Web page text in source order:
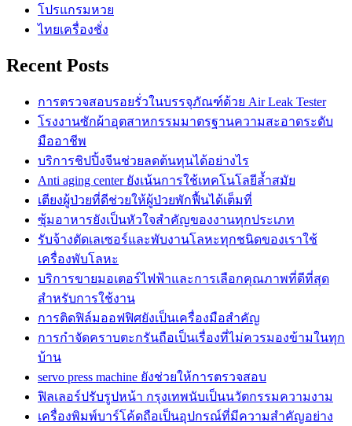
โปรแกรมหวย
ไทยเครื่องชั่ง
Recent Posts
การตรวจสอบรอยรั่วในบรรจุภัณฑ์ด้วย Air Leak Tester
โรงงานซักผ้าอุตสาหกรรมมาตรฐานความสะอาดระดับ
มืออาชีพ
บริการชิปปิ้งจีนช่วยลดต้นทุนได้อย่างไร
Anti aging center ยังเน้นการใช้เทคโนโลยีล้ำสมัย
เตียงผู้ป่วยที่ดีช่วยให้ผู้ป่วยพักฟื้นได้เต็มที่
ซุ้มอาหารยังเป็นหัวใจสำคัญของงานทุกประเภท
รับจ้างตัดเลเซอร์และพับงานโลหะทุกชนิดของเราใช้
เครื่องพับโลหะ
บริการขายมอเตอร์ไฟฟ้าและการเลือกคุณภาพที่ดีที่สุด
สำหรับการใช้งาน
การติดฟิล์มออฟฟิศยังเป็นเครื่องมือสำคัญ
การกำจัดคราบตะกรันถือเป็นเรื่องที่ไม่ควรมองข้ามในทุก
บ้าน
servo press machine ยังช่วยให้การตรวจสอบ
ฟิลเลอร์ปรับรูปหน้า กรุงเทพนับเป็นนวัตกรรมความงาม
เครื่องพิมพ์บาร์โค้ดถือเป็นอุปกรณ์ที่มีความสำคัญอย่าง